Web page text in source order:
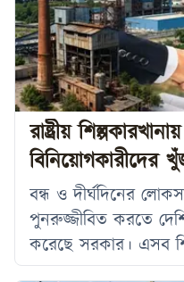
মিলিয়ন মার্কিন ডলার,
বিলিয়ন মার্কিন ডলারের সমান।
ফরেন এক্সচেঞ্জ রিজার্ভ
বিভাগের প্রকাশিত
হয়েছে।
রাষ্ট্রীয়
বিনিয়োগকারীদের
বন্ধ ও দীর্ঘদিনের
পুনরুজ্জীবিত করতে
করেছে সরকার। এসব
সরকারি-বেসরকারি